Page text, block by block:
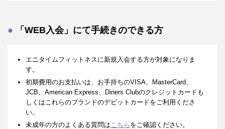
「WEB入会」にて手続きのできる方
エニタイムフィットネスに新規入会する方が対象になりま
す。
初期費用のお支払いは、お手持ちのVISA、MasterCard、
JCB、American Express、Diners Clubのクレジットカードも
しくはこれらのブランドのデビットカードをご利用くださ
い。
未成年の方のよくある質問はこちら をご確認ください。